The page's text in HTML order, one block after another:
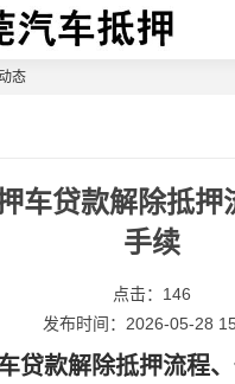
态
车贷款解除抵押
手续
点击： 146
发布时间：2026-05-28
贷款解除抵押流程